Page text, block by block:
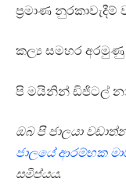
ප්‍රමාණ
කල්‍ය සමහර
පි මයිනින් ඩිජිටල්
ඔබ පි ජාලයා
ජාලයේ ආරම්භක
සමිප්යය.